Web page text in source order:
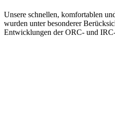
Unsere schnellen, komfortablen
wurden unter besonderer
Entwicklungen der ORC- und